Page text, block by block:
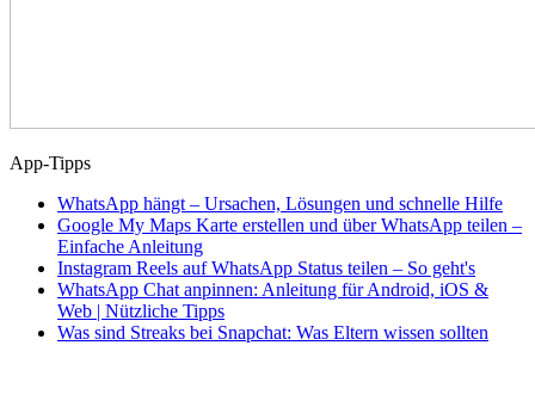
App-Tipps
WhatsApp hängt – Ursachen, Lösungen und schnelle Hilfe
Google My Maps Karte erstellen und über WhatsApp teilen –
Einfache Anleitung
Instagram Reels auf WhatsApp Status teilen – So geht's
WhatsApp Chat anpinnen: Anleitung für Android, iOS &
Web | Nützliche Tipps
Was sind Streaks bei Snapchat: Was Eltern wissen sollten